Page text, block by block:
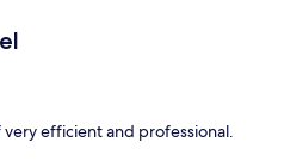
efficient and professional.